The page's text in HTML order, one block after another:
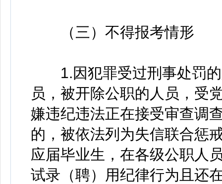
（三）不得报考情形
1.因犯罪受过刑事处罚的
员，被开除公职的人员，受
嫌违纪违法正在接受审查调
的，被依法列为失信联合惩
应届毕业生，在各级公职人
试录（聘）用纪律行为且还